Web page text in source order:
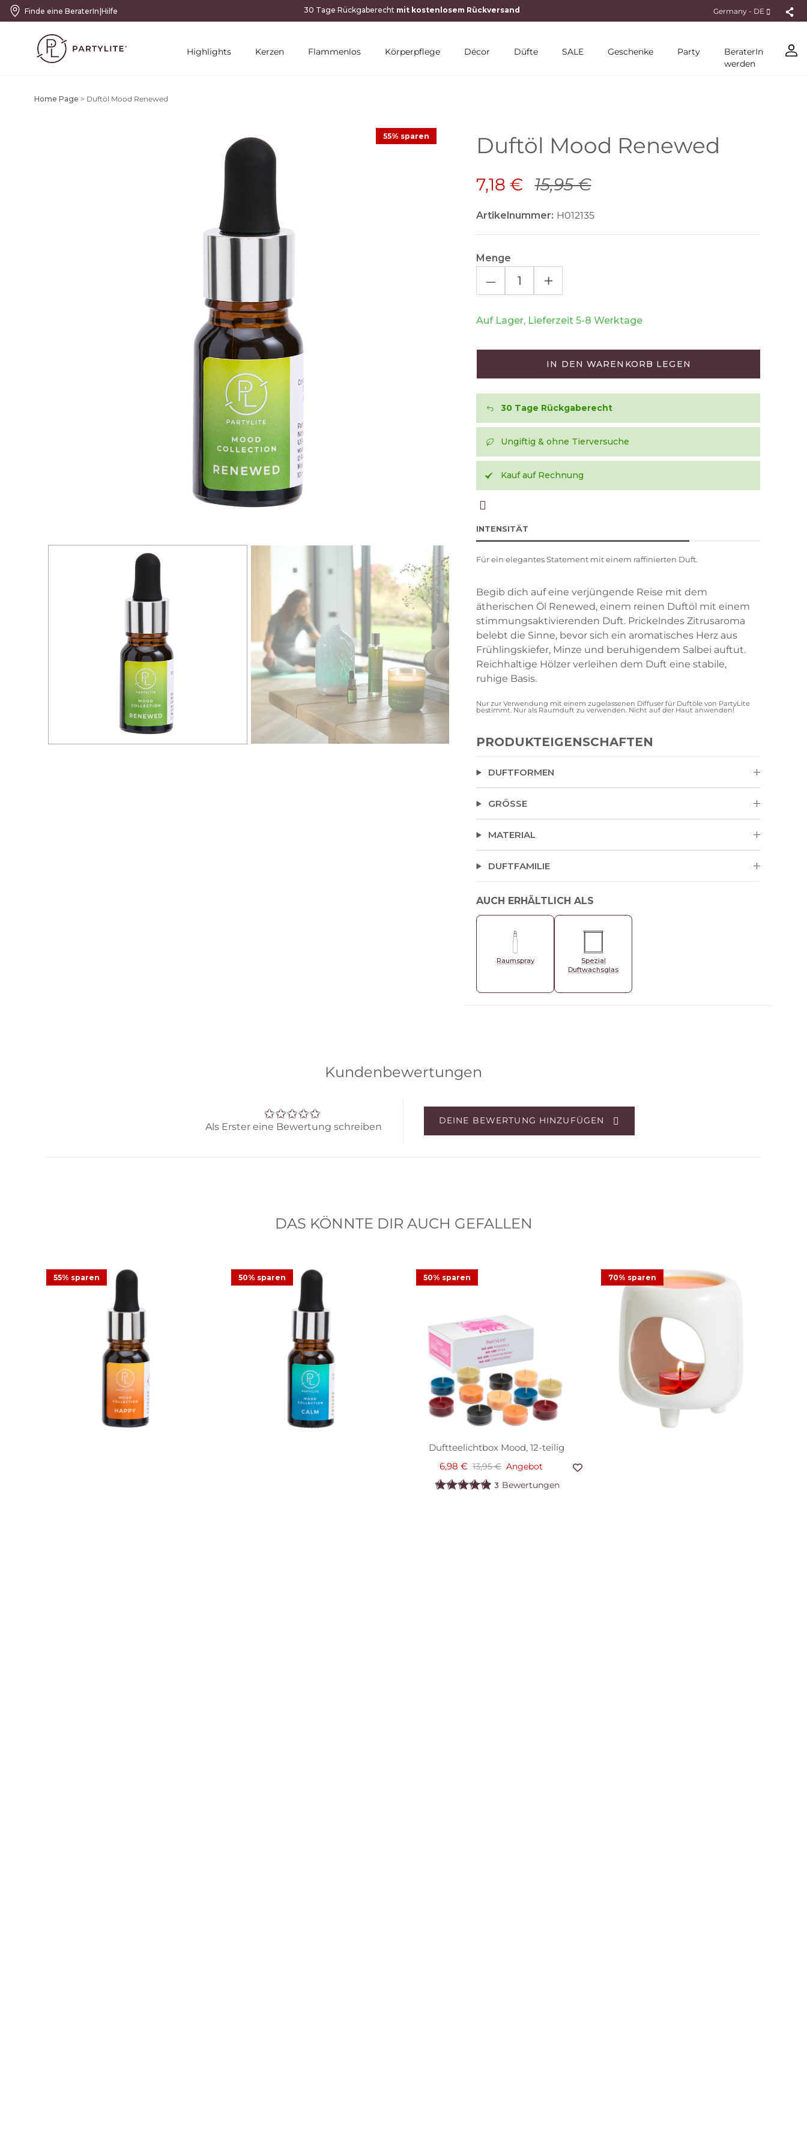
Finde eine BeraterIn|Hilfe Germany - DE
Highlights Kerzen Flammenlos Körperpflege Décor Düfte SALE Geschenke Party
BeraterIn
werden
Home Page > Duftöl Mood Renewed
55% sparen Duftöl Mood Renewed
7,18 € 15,95 €
Artikelnummer: H012135
Menge
– +
Auf Lager, Lieferzeit 5-8 Werktage
IN DEN WARENKORB LEGEN
30 Tage Rückgaberecht
Ungiftig & ohne Tierversuche
Kauf auf Rechnung
INTENSITÄT
Für ein elegantes Statement mit einem raffinierten Duft.
Begib dich auf eine verjüngende Reise mit dem
ätherischen Öl Renewed, einem reinen Duftöl mit einem
stimmungsaktivierenden Duft. Prickelndes Zitrusaroma
belebt die Sinne, bevor sich ein aromatisches Herz aus
Frühlingskiefer, Minze und beruhigendem Salbei auftut.
Reichhaltige Hölzer verleihen dem Duft eine stabile,
ruhige Basis.
Nur zur Verwendung mit einem zugelassenen Diffuser für Duftöle von PartyLite
bestimmt. Nur als Raumduft zu verwenden. Nicht auf der Haut anwenden!
PRODUKTEIGENSCHAFTEN
DUFTFORMEN
GRÖSSE
MATERIAL
DUFTFAMILIE
AUCH ERHÄLTLICH ALS
Raumspray
Spezial
Duftwachsglas
Kundenbewertungen
Als Erster eine Bewertung schreiben
DEINE BEWERTUNG HINZUFÜGEN
DAS KÖNNTE DIR AUCH GEFALLEN
55% sparen 50% sparen 50% sparen
Duftteelichtbox Mood, 12-teilig
6,98 € 13,95 € Angebot
3 Bewertungen
70% sparen